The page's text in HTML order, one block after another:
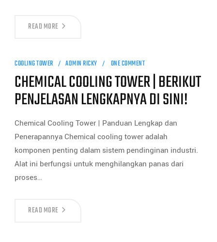
READ MORE
COOLING TOWER ADMIN RICKY ONE COMMENT
CHEMICAL COOLING TOWER | BERIKUT
PENJELASAN LENGKAPNYA DI SINI!
Chemical Cooling Tower | Panduan Lengkap dan
Penerapannya Chemical cooling tower adalah
komponen penting dalam sistem pendinginan industri.
Alat ini berfungsi untuk menghilangkan panas dari
proses…
READ MORE